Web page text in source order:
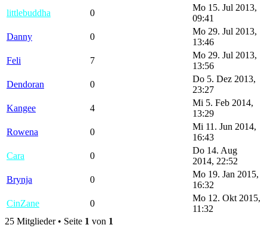
littlebuddha
0
Mo 15. Jul 2013,
09:41
Danny
0
Mo 29. Jul 2013,
13:46
Feli
7
Mo 29. Jul 2013,
13:56
Dendoran
0
Do 5. Dez 2013,
23:27
Kangee
4
Mi 5. Feb 2014,
13:29
Rowena
0
Mi 11. Jun 2014,
16:43
Cara
0
Do 14. Aug
2014, 22:52
Brynja
0
Mo 19. Jan 2015,
16:32
CinZane
0
Mo 12. Okt 2015,
11:32
25 Mitglieder • Seite 1 von 1